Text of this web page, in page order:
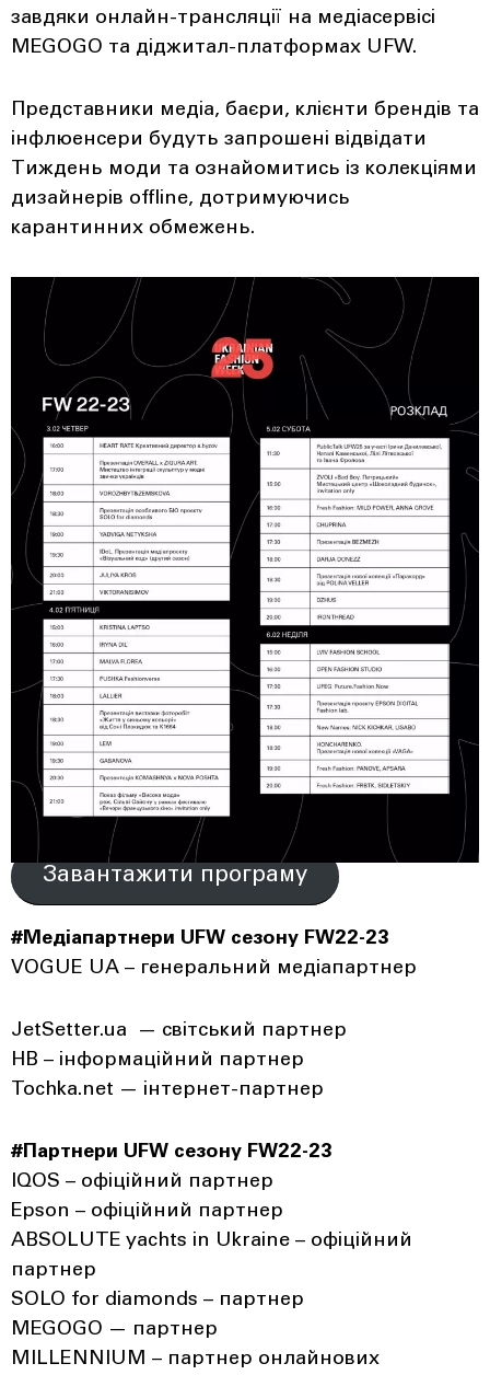
завдяки онлайн-трансляції на медіасервісі
MEGOGO та діджитал-платформах UFW.
Представники медіа, баєри, клієнти брендів та
інфлюенсери будуть запрошені відвідати
Тиждень моди та ознайомитись із колекціями
дизайнерів offline, дотримуючись
карантинних обмежень.
Завантажити програму
#Медіапартнери UFW сезону FW22-23
VOGUE UA – генеральний медіапартнер
JetSetter.ua — світський партнер
НВ – інформаційний партнер
Tochka.net — інтернет-партнер
#Партнери UFW сезону FW22-23
IQOS – офіційний партнер
Epson – офіційний партнер
ABSOLUTE yachts in Ukraine – офіційний
партнер
SOLO for diamonds – партнер
MEGOGO — партнер
MILLENNIUM – партнер онлайнових